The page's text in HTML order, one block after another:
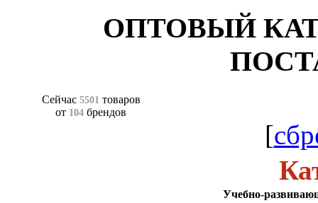
ОПТОВЫЙ
Сейчас 5501 товаров
от 104 брендов
[
Учебно-